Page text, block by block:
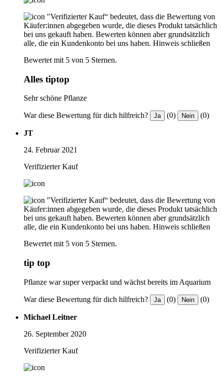
"Verifizierter Kauf“ bedeutet, dass die Bewertung von
Käufer:innen abgegeben wurde, die dieses Produkt tatsächlich
bei uns gekauft haben. Bewerten können aber grundsätzlich
alle, die ein Kundenkonto bei uns haben. Hinweis schließen
Bewertet mit 5 von 5 Sternen.
Alles tiptop
Sehr schöne Pflanze
War diese Bewertung für dich hilfreich? Ja (0) Nein (0)
JT
24. Februar 2021
Verifizierter Kauf
"Verifizierter Kauf“ bedeutet, dass die Bewertung von
Käufer:innen abgegeben wurde, die dieses Produkt tatsächlich
bei uns gekauft haben. Bewerten können aber grundsätzlich
alle, die ein Kundenkonto bei uns haben. Hinweis schließen
Bewertet mit 5 von 5 Sternen.
tip top
Pflanze war super verpackt und wächst bereits im Aquarium
War diese Bewertung für dich hilfreich? Ja (0) Nein (0)
Michael Leitner
26. September 2020
Verifizierter Kauf